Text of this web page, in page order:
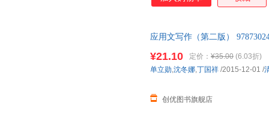
应用文写作（第二版）
¥21.10 定价： ¥35.00 (6.03折)
创优图书旗舰店
单立勋,沈冬娜,丁国祥 /2015-12-01 /